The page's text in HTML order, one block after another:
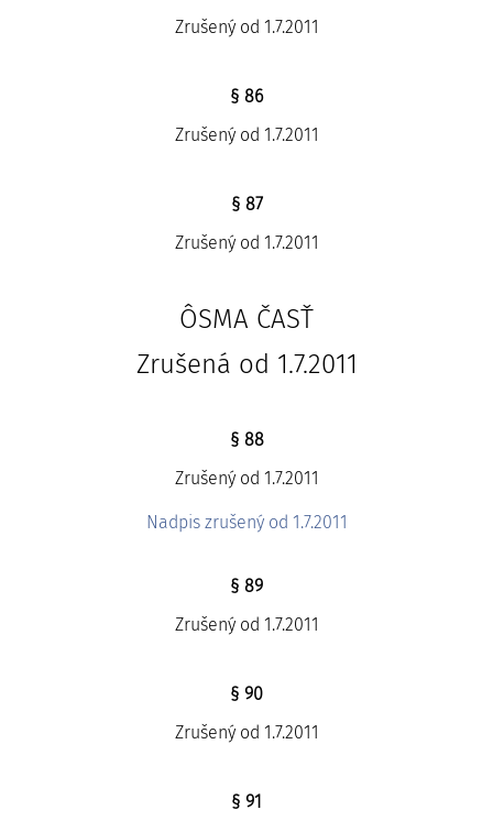
Zrušený od 1.7.2011
§ 86
Zrušený od 1.7.2011
§ 87
Zrušený od 1.7.2011
ÔSMA ČASŤ
Zrušená od 1.7.2011
§ 88
Zrušený od 1.7.2011
Nadpis zrušený od 1.7.2011
§ 89
Zrušený od 1.7.2011
§ 90
Zrušený od 1.7.2011
§ 91